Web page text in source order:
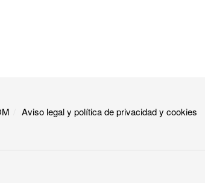
Aviso legal y política de privacidad y cookies​